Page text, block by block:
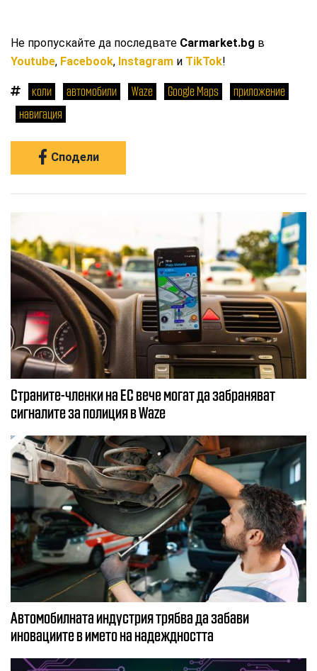
Не пропускайте да последвате Carmarket.bg в
Youtube, Facebook, Instagram и TikTok!
коли автомобили Waze Google Maps
приложение
навигация
Сподели
Страните-членки на ЕС вече могат да забраняват
сигналите за полиция в Waze
Автомобилната индустрия трябва да забави
иновациите в името на надеждността